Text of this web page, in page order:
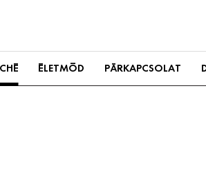
ÉLETMÓD PÁRKAPCSOLAT